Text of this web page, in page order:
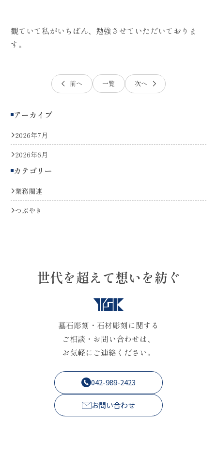
観ていて私がいちばん、勉強させていただいておりま
す。
前へ 一覧 次へ
アーカイブ
2026年7月
2026年6月
カテゴリー
業務関連
つぶやき
世代を超えて想いを紡ぐ
墓石彫刻・石材彫刻に関する
ご相談・お問い合わせは、
お気軽にご連絡ください。
042-989-2423
お問い合わせ